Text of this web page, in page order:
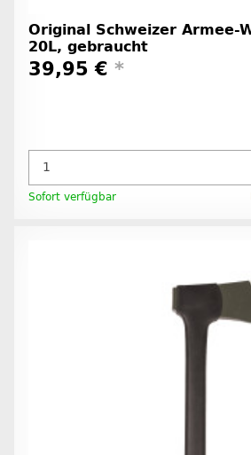
Original Schweizer Armee-
20L, gebraucht
39,95 € *
Sofort verfügbar